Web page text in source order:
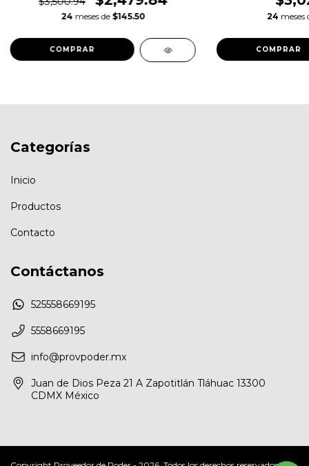
24 meses de $145.50 24 meses
Categorías
Inicio
Productos
Contacto
Contáctanos
525558669195
5558669195
info@provpoder.mx
Juan de Dios Peza 21 A Zapotitlán Tláhuac 13300
CDMX México